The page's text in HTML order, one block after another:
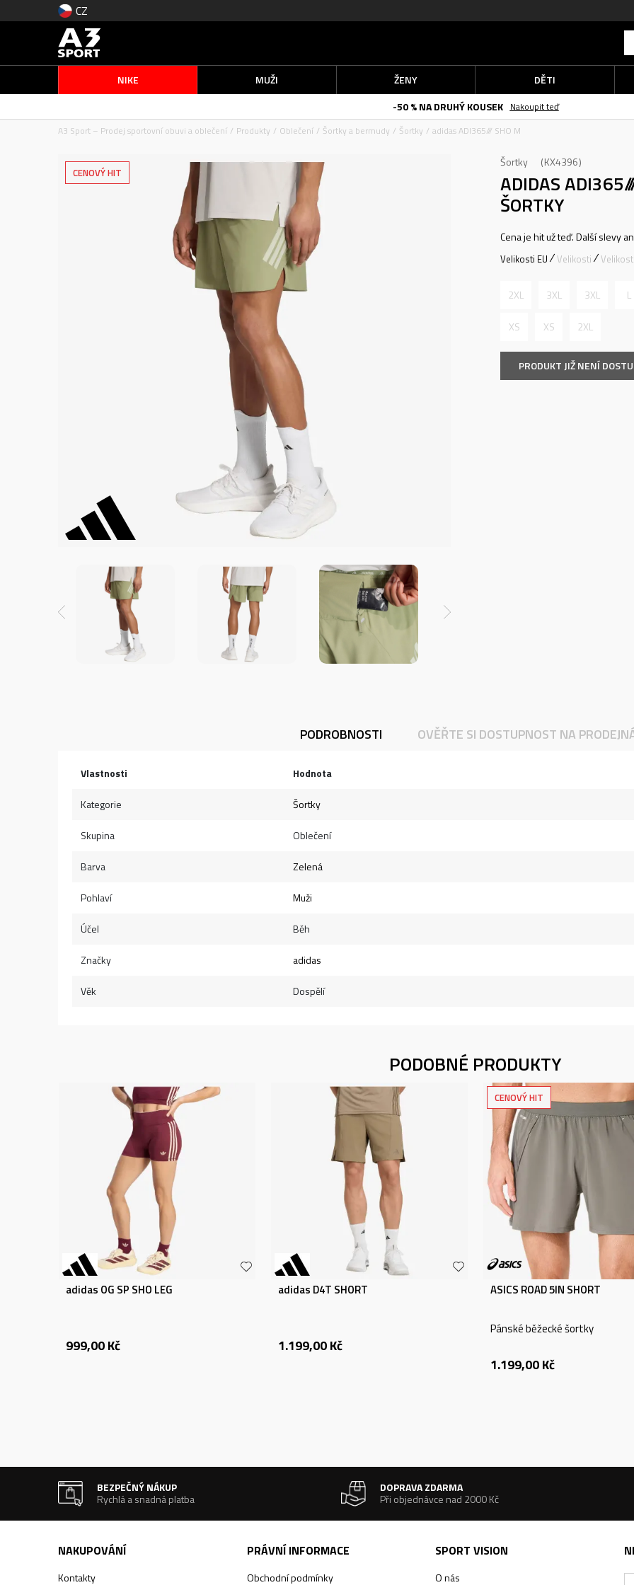
CZ
NIKE MUŽI ŽENY
DĚTI
-50 % NA DRUHÝ KOUSEK
Nakoupit teď
A3 Sport – Prodej sportovní obuvi a oblečení
Produkty Oblečení Šortky a bermudy Šortky adidas ADI365/// SHO M
CENOVÝ HIT
Šortky KX4396
ADIDAS
ŠORTKY
Cena je hit už teď. Další slevy
Velikosti EU Velikosti
2XL 3XL 3XL L
XS XS 2XL
PRODUKT JIŽ NENÍ
PODROBNOSTI OVĚŘTE SI DOSTUPNOST NA
Vlastnosti Hodnota
Kategorie Šortky
Skupina Oblečení
Barva Zelená
Pohlaví Muži
Účel Běh
Značky adidas
Věk Dospělí
PODOBNÉ PRODUKTY
adidas OG SP SHO LEG
999,00Kč
adidas D4T SHORT
1.199,00Kč
CENOVÝ HIT
ASICS ROAD 5IN SHORT
Pánské běžecké šortky
1.199,00Kč
BEZPEČNÝ NÁKUP
Rychlá a snadná platba
DOPRAVA ZDARMA
Při objednávce nad 2000 Kč
NAKUPOVÁNÍ
Kontakty
PRÁVNÍ INFORMACE
Obchodní podmínky
SPORT VISION
O nás